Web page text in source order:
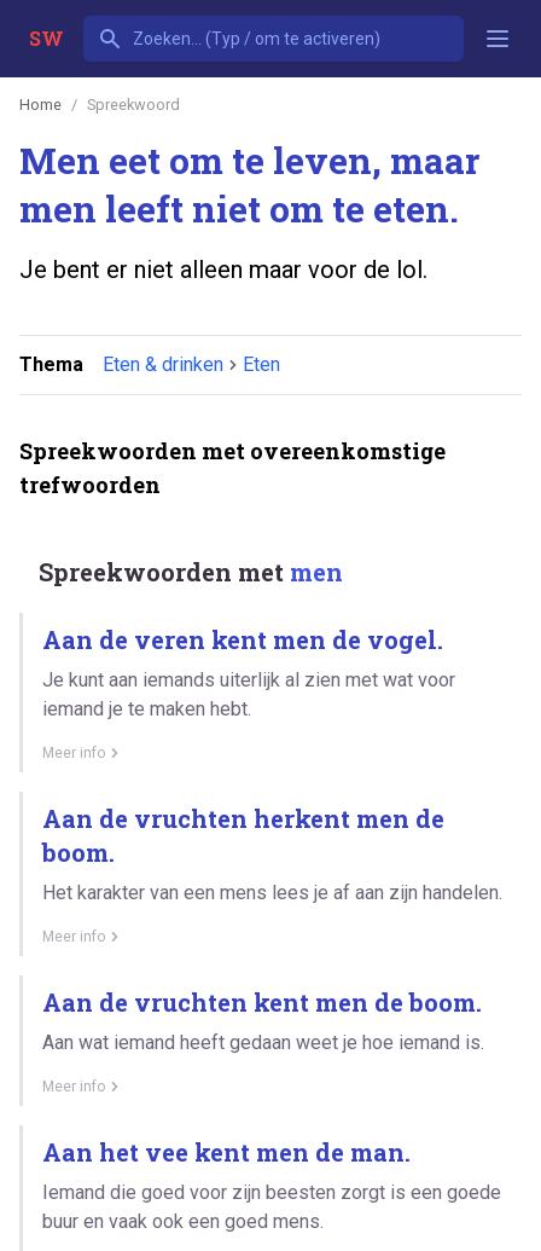
SW
Home Spreekwoord
Men eet om te leven, maar
men leeft niet om te eten.
Je bent er niet alleen maar voor de lol.
Thema Eten & drinken Eten
Spreekwoorden met overeenkomstige
trefwoorden
Spreekwoorden met men
Aan de veren kent men de vogel.
Je kunt aan iemands uiterlijk al zien met wat voor
iemand je te maken hebt.
Meer info
Aan de vruchten herkent men de
boom.
Het karakter van een mens lees je af aan zijn handelen.
Meer info
Aan de vruchten kent men de boom.
Aan wat iemand heeft gedaan weet je hoe iemand is.
Meer info
Aan het vee kent men de man.
Iemand die goed voor zijn beesten zorgt is een goede
buur en vaak ook een goed mens.